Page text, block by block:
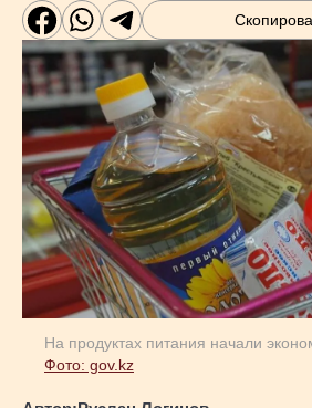
На продуктах питания начали
Фото: gov.kz